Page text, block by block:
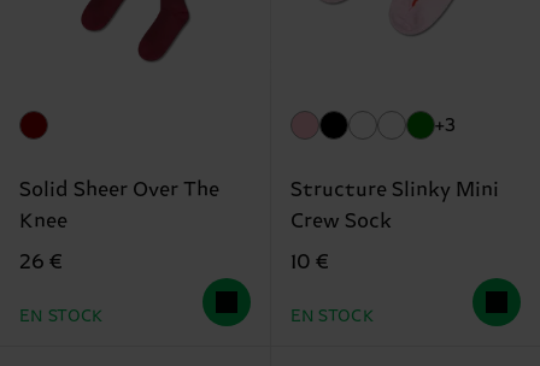
Solid Sheer Over The
Knee
26 €
EN STOCK
+3
Structure Slinky Mini
Crew Sock
10 €
EN STOCK